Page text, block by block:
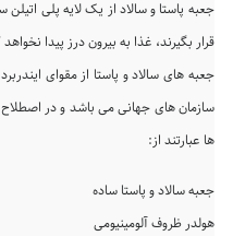
جعبه پاستا و سالاد از یک لایه پلی اتیلن
قرار بگیرند، غذا به بیرون درز پیدا
جعبه های سالاد و پاستا از مقوای
سازمان های جهانی می باشد و در
ها عبارتند از:
جعبه سالاد و پاستا ساده
هولدر ظروف آلومینیومی